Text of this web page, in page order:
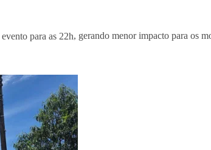
para as 22h, gerando menor impacto para os